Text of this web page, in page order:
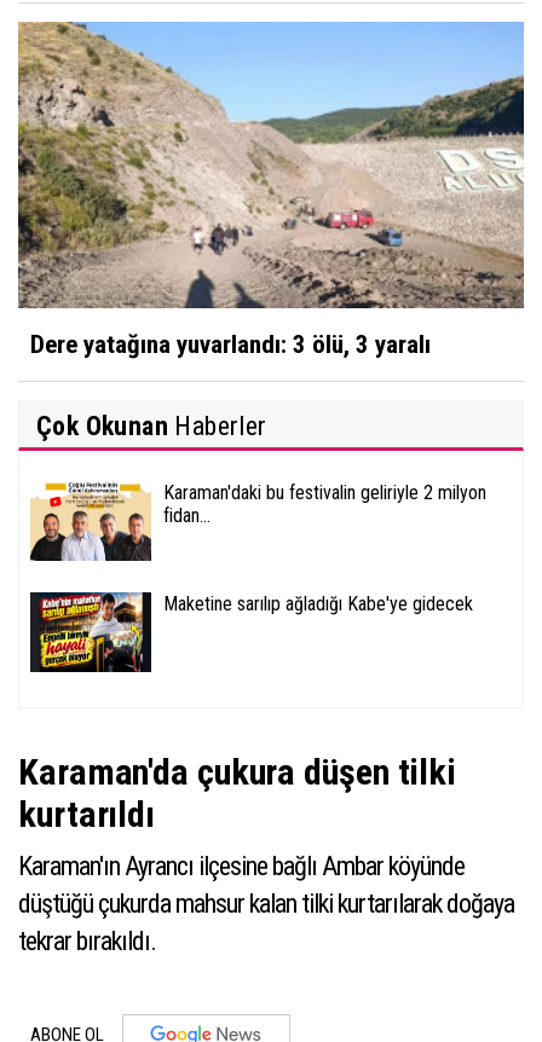
Dere yatağına yuvarlandı: 3 ölü, 3 yaralı
Çok Okunan Haberler
Karaman'daki bu festivalin geliriyle 2 milyon
fidan...
Maketine sarılıp ağladığı Kabe'ye gidecek
Karaman'da çukura düşen tilki
kurtarıldı
Karaman'ın Ayrancı ilçesine bağlı Ambar köyünde
düştüğü çukurda mahsur kalan tilki kurtarılarak doğaya
tekrar bırakıldı.
ABONE OL